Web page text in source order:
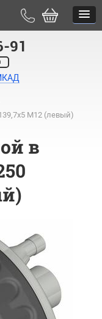
91
М12 (левый)
в